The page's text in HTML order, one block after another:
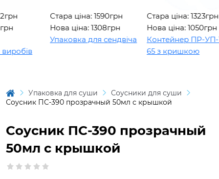
Стара ціна: 1590грн
Нова ціна: 1308грн
Упаковка для сендвіча
Стара ціна: 1323грн
Нова ціна: 1050грн
Контейнер ПР-УП-109
65 з кришкою
Упаковка для суши
Соусники для суши
Соусник ПС-390 прозрачный 50мл с крышкой
Соусник ПС-390 прозрачный
50мл с крышкой